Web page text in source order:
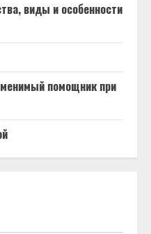
виды и особенности
помощник при